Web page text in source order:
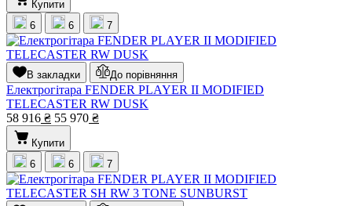
Купити
6
6 7
В закладки До порівняння
Електрогітара FENDER PLAYER II MODIFIED
TELECASTER RW DUSK
58 916 ₴ 55 970 ₴
Купити
6
6 7